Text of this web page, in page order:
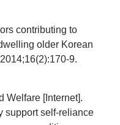
contributing to
older Korean
9.
Welfare [Internet].
support self-reliance